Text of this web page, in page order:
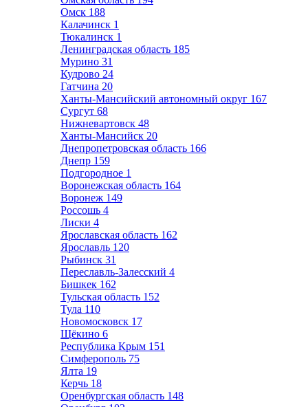
Омск 188
Калачинск 1
Тюкалинск 1
Ленинградская область 185
Мурино 31
Кудрово 24
Гатчина 20
Ханты-Мансийский автономный округ 167
Сургут 68
Нижневартовск 48
Ханты-Мансийск 20
Днепропетровская область 166
Днепр 159
Подгородное 1
Воронежская область 164
Воронеж 149
Россошь 4
Лиски 4
Ярославская область 162
Ярославль 120
Рыбинск 31
Переславль-Залесский 4
Бишкек 162
Тульская область 152
Тула 110
Новомосковск 17
Щёкино 6
Республика Крым 151
Симферополь 75
Ялта 19
Керчь 18
Оренбургская область 148